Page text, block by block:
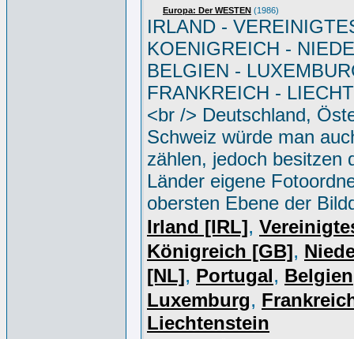
Europa: Der WESTEN (1986)
IRLAND -
KOENIGREICH -
BELGIEN -
FRANKREICH -
<br /> Deutschland,
Schweiz würde man
zählen, jedoch besitzen
Länder eigene
obersten Ebene der
Irland [IRL],
Königreich [GB],
[NL], Portugal, Belgien
Luxemburg,
Liechtenstein